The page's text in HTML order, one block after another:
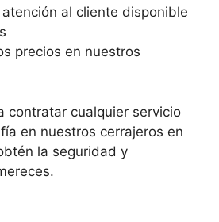
al cliente disponible
precios en nuestros
contratar cualquier servicio
en nuestros cerrajeros en
la seguridad y